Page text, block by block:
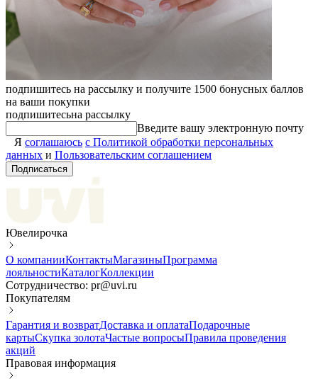
подпишитесь на рассылку и получите 1500 бонусных баллов
на ваши покупки
подпишитесьна рассылку
Введите вашу электронную почту
Я соглашаюсь с Политикой обработки персональных
данных и Пользовательским соглашением
Подписаться
Ювелирочка
О компанииКонтактыМагазиныПрограмма
лояльностиКаталогКоллекции
Сотрудничество: pr@uvi.ru
Покупателям
Гарантия и возвратДоставка и оплатаПодарочные
картыСкупка золотаЧастые вопросыПравила проведения
акций
Правовая информация